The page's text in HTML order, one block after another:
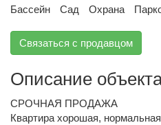
Бассейн Сад Охрана
Связаться с продавцом
Описание
СРОЧНАЯ ПРОДАЖА
Квартира хорошая,